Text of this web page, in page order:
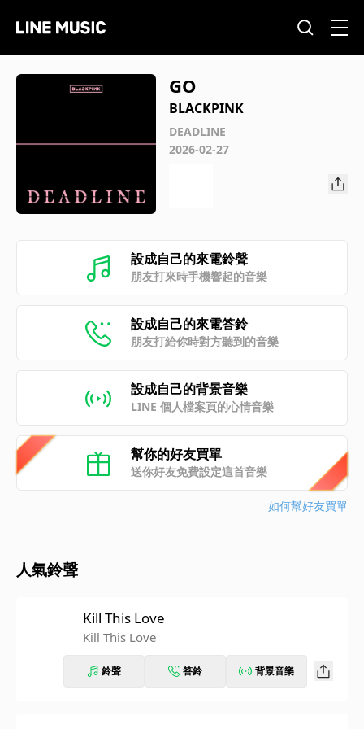
GO
BLACKPINK
DEADLINE
2026-02-27
設成自己的來電鈴聲
朋友打來時手機響起的音樂
設成自己的來電答鈴
朋友打給你時對方聽到的音樂
設成自己的背景音樂
LINE 個人檔案頁的心情音樂
幫你的好友買單
送你好友免費設定這首音樂
如何幫好友買單
人氣鈴聲
Kill This Love
Kill This Love
鈴聲 答鈴 背景音樂